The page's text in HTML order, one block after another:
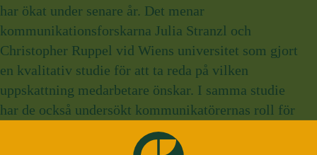
har ökat under senare år. Det menar
kommunikationsforskarna Julia Stranzl och
Christopher Ruppel vid Wiens universitet som gjort
en kvalitativ studie för att ta reda på vilken
uppskattning medarbetare önskar. I samma studie
har de också undersökt kommunikatörernas roll för
att stödja uppskattande ledningskommunikation.